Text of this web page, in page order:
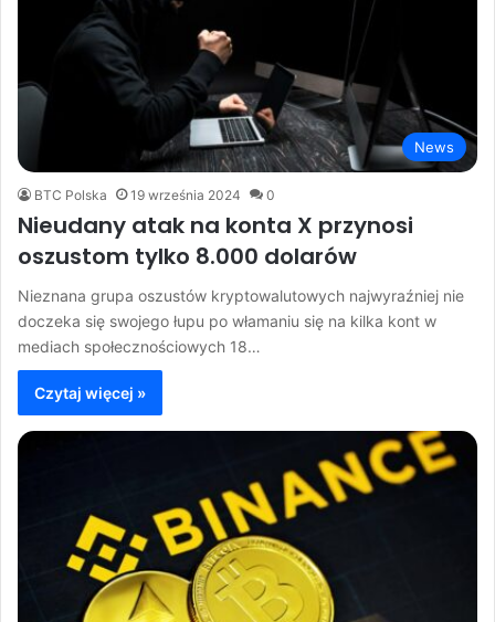
News
BTC Polska 19 września 2024 0
Nieudany atak na konta X przynosi
oszustom tylko 8.000 dolarów
Nieznana grupa oszustów kryptowalutowych najwyraźniej nie
doczeka się swojego łupu po włamaniu się na kilka kont w
mediach społecznościowych 18…
Czytaj więcej »